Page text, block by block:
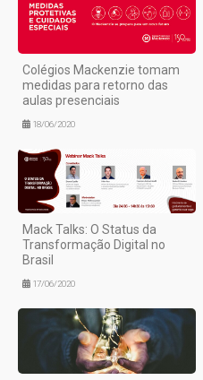
Colégios Mackenzie tomam
medidas para retorno das
aulas presenciais
18/06/2020
Mack Talks: O Status da
Transformação Digital no
Brasil
17/06/2020